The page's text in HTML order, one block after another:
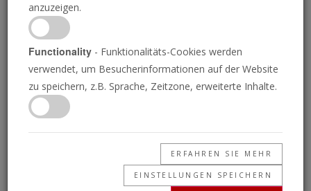
Wer ist der Prophet?
20.09.2024 • 23 Minuten
Die Bibel beschreibt einen namenlosen
Propheten, der den Weg für die Wiederkunft
Jesu Christi bereiten wird. Dieser Mann ist
wie Sie die Identität „dieses Propheten“
anzuzeigen.
Functionality - Funktionalitäts-Cookies werden
verwendet, um Besucherinformationen auf der Website
zu speichern, z.B. Sprache, Zeitzone, erweiterte Inhalte.
ERFAHREN SIE MEHR
EINSTELLUNGEN SPEICHERN